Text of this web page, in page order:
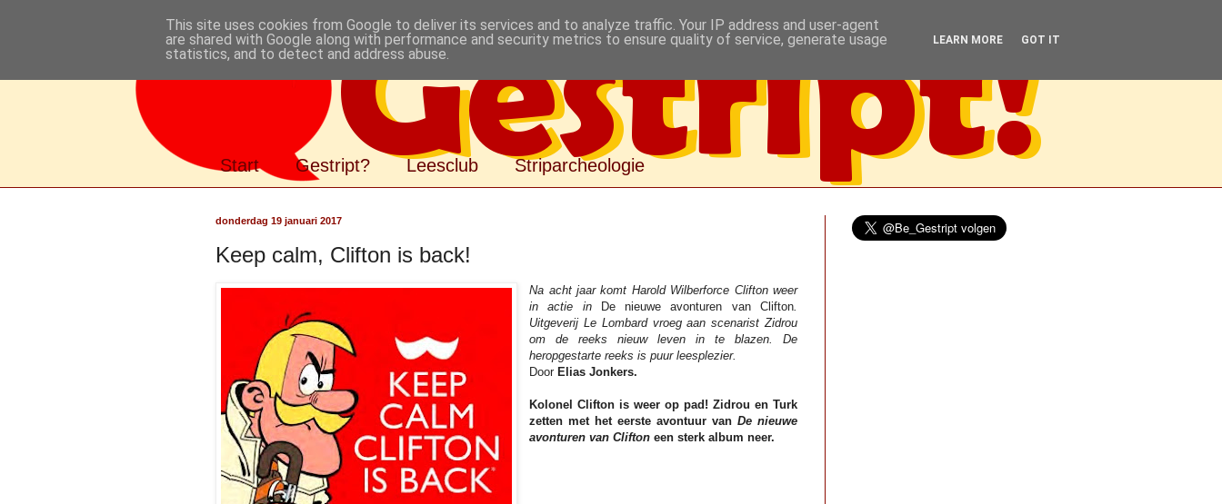
Gestript
Start Gestript? Leesclub Striparcheologie
donderdag 19 januari 2017
Keep calm, Clifton is back!
Na acht jaar komt Harold Wilberforce Clifton weer
in actie in
De nieuwe avonturen van Clifton.
Uitgeverij Le Lombard vroeg aan scenarist Zidrou
om de reeks nieuw leven in te blazen. De
heropgestarte reeks is puur leesplezier.
Door Elias Jonkers.
Kolonel Clifton is weer op pad! Zidrou en Turk
zetten met het eerste avontuur van De nieuwe
avonturen van Clifton een sterk album neer.
This site uses cookies from Google to deliver its services and to analyze traffic. Your IP address and user-agent
are shared with Google along with performance and security metrics to ensure quality of service, generate usage
statistics, and to detect and address abuse.
LEARN MORE GOT IT